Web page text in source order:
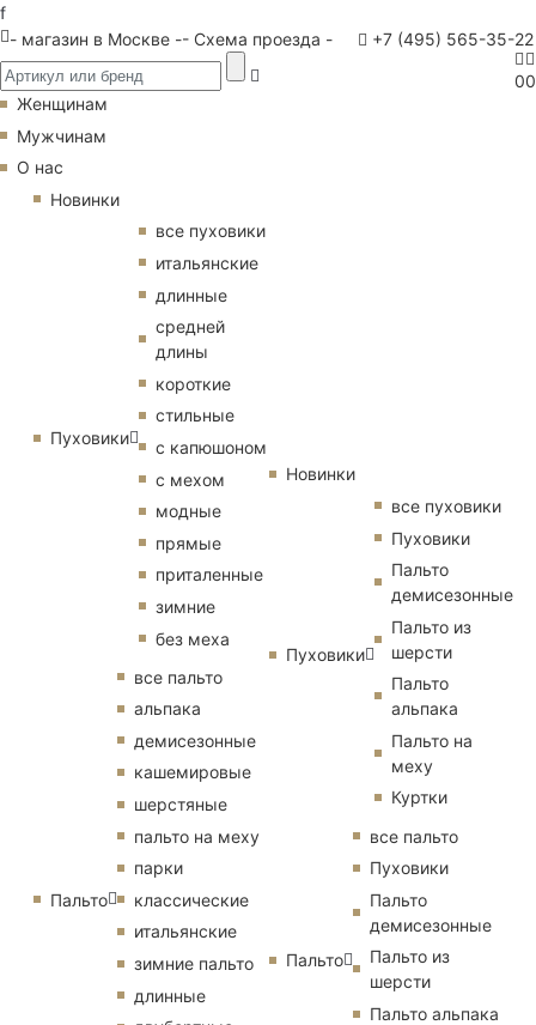
f
- магазин в Москве -- Схема проезда - +7 (495) 565-35-22
00
Женщинам
Мужчинам
О нас
Новинки
Пуховики
все пуховики
итальянские
длинные
средней
длины
короткие
стильные
с капюшоном
с мехом
модные
прямые
приталенные
зимние
без меха
Пальто
все пальто
альпака
демисезонные
кашемировые
шерстяные
пальто на меху
парки
классические
итальянские
зимние пальто
длинные
Новинки
Пуховики
все пуховики
Пуховики
Пальто
демисезонные
Пальто из
шерсти
Пальто
альпака
Пальто на
меху
Куртки
Пальто
все пальто
Пуховики
Пальто
демисезонные
Пальто из
шерсти
Пальто альпака